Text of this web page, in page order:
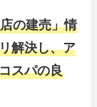
の建売」情
解決し、ア
スパの良